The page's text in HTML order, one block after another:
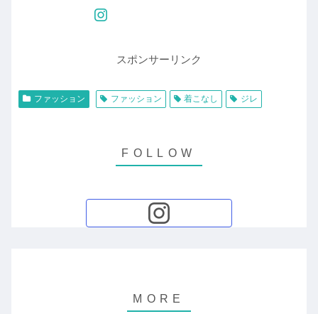
スポンサーリンク
ファッション ファッション 着こなし ジレ